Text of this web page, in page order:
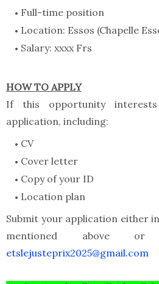
Full-time position
Location: Essos (Chapelle
Salary: xxxx Frs
HOW TO APPLY
If this opportunity
application, including:
CV
Cover letter
Copy of your ID
Location plan
Submit your application either
mentioned above
etslejusteprix2025@gmail.com